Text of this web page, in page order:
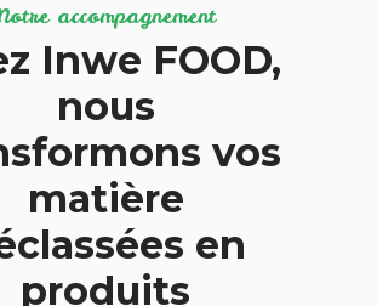
accompagnement
Inwe FOOD,
nous
vos
matière
en
produits